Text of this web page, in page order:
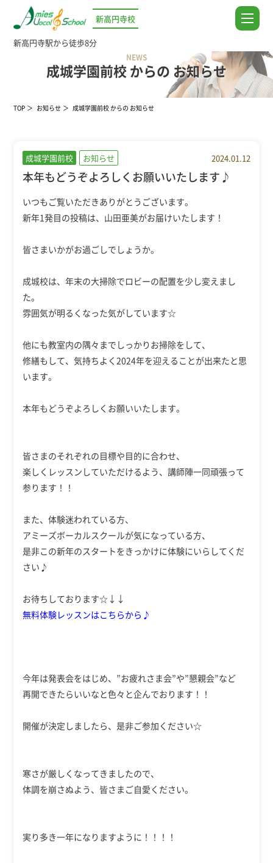
新高円寺校
新高円寺駅から徒歩8分
NEWS
成城学園前校 からの お知らせ
TOP お知らせ 成城学園前校 からの お知らせ
成城学園前校 お知らせ 2024.01.12
本年もどうぞよろしくお願いいたします♪
いつもご覧いただきありがとうございます。
新年1発目の投稿は、山田亜美がお届けいたします！
皆さまいかがお過ごしでしょうか。
成城校は、年末の大掃除でロビーの配置を少し変えまし
た。
雰囲気が明るくなった気がしています☆
他にも教室内の隅々までしっかりお掃除をして、
修繕もして、気持ちよく2024年を迎えることが出来たと思
います。
本年もどうぞよろしくお願いいたします。
皆さまのそれぞれの目標や目的に合わせ、
楽しくレッスンしていただけるよう、講師陣一同頑張って
参ります！！
また、体験迷われている方、
アミーズボーカルスクールが気になっている方、
是非この新年のスタートをきっかけに体験にいらしてくだ
さい♪
お待ちしております☆↓↓
無料体験レッスンはこちらから♪
今年は発表会をはじめ、”お疲れさま会”や”懇親会”など
再開できたらいいなと色々と企んでおります！！
開催が決定しましたら、是非ご参加ください☆
寒さが厳しくなってきましたので、
体調を崩さぬよう、皆さまご自愛ください。
実り多き一年になりますように！！！！